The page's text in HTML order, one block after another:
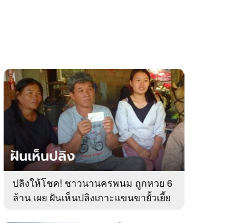
ปลิงให้โชค! ชาวนานครพนม ถูกหวย 6
ล้าน เผย ฝันเห็นปลิงเกาะแขนขายั้วเยี้ย